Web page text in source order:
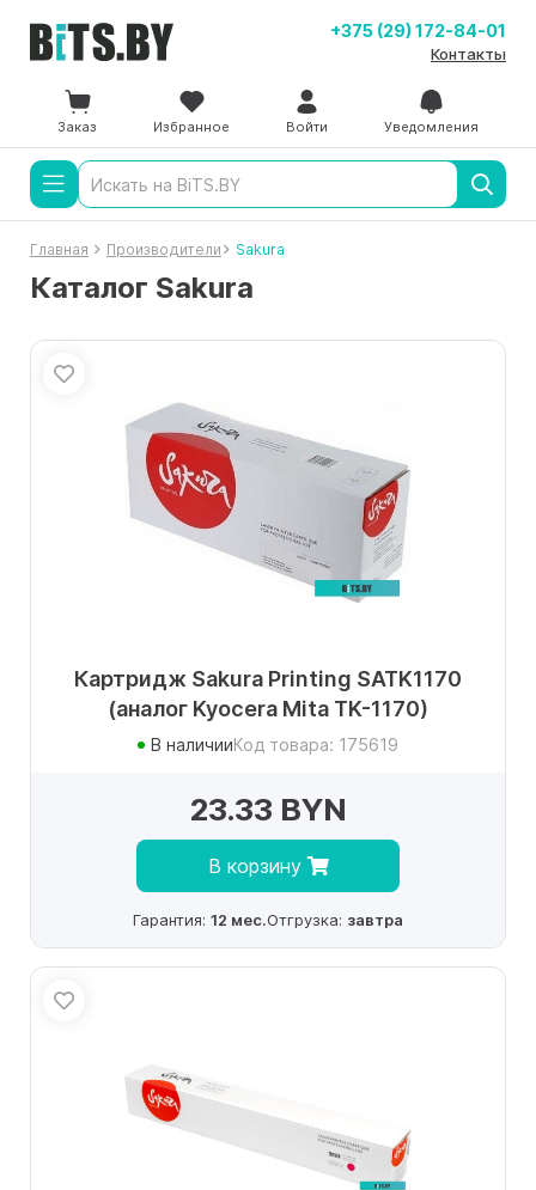
+375 (29) 172-84-01
Контакты
Заказ Избранное Войти Уведомления
Главная Производители Sakura
Каталог Sakura
Картридж Sakura Printing SATK1170
(аналог Kyocera Mita TK-1170)
В наличииКод товара: 175619
23.33 BYN
В корзину
Гарантия: 12 мес.Отгрузка: завтра